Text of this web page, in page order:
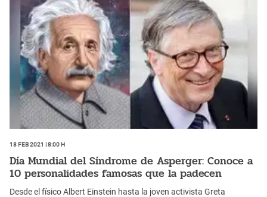
18 Feb 2021 | 8:00 h
Día Mundial del Síndrome de Asperger: Conoce a
10 personalidades famosas que la padecen
Desde el físico Albert Einstein hasta la joven activista Greta